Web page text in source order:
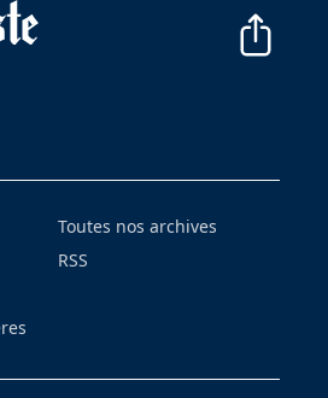
Toutes nos archives
RSS